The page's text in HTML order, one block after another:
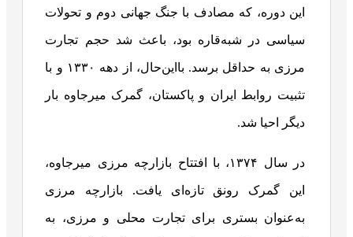
این دوره، که مصادف با جنگ جهانی دوم و تحولات
سیاسی در شبه‌قاره بود، باعث شد حجم تجارت
مرزی به حداقل برسد. بااین‌حال، از دهه ۱۳۳۰ و با
تثبیت روابط ایران و پاکستان، گمرک میرجاوه بار
دیگر احیا شد.
در سال ۱۳۷۴، با افتتاح بازارچه مرزی میرجاوه،
این گمرک رونق تازه‌ای یافت. بازارچه مرزی
به‌عنوان بستری برای تجارت محلی و مرزی، به